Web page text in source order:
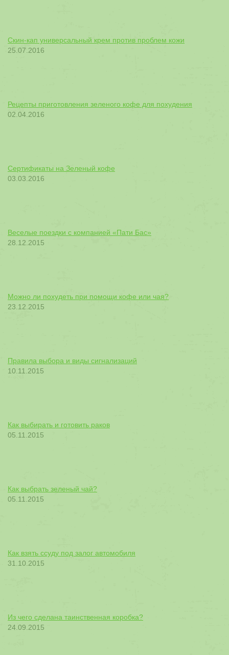
Скин-кап универсальный крем против проблем кожи
25.07.2016
Рецепты приготовления зеленого кофе для похудения
02.04.2016
Сертификаты на Зеленый кофе
03.03.2016
Веселые поездки с компанией «Пати Бас»
28.12.2015
Можно ли похудеть при помощи кофе или чая?
23.12.2015
Правила выбора и виды сигнализаций
10.11.2015
Как выбирать и готовить раков
05.11.2015
Как выбрать зеленый чай?
05.11.2015
Как взять ссуду под залог автомобиля
31.10.2015
Из чего сделана таинственная коробка?
24.09.2015